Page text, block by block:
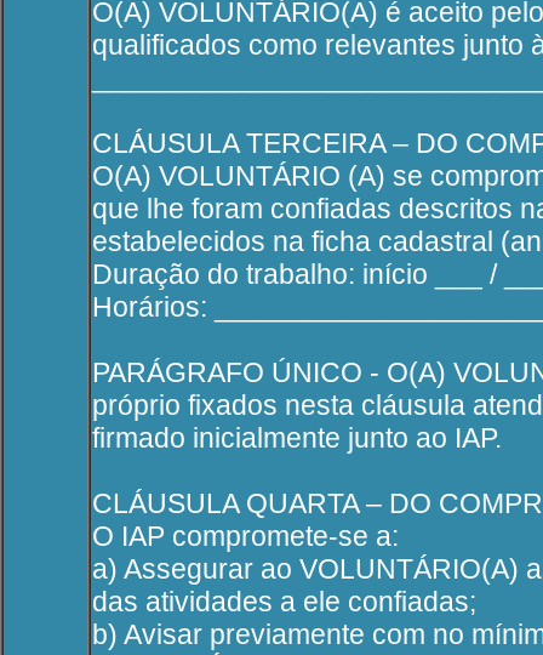
O(A) VOLUNTÁRIO(A) é aceito
qualificados como relevantes junto
CLÁUSULA TERCEIRA – DO
O(A) VOLUNTÁRIO (A) se
que lhe foram confiadas descritos
estabelecidos na ficha cadastral
Duração do trabalho: início ___ /
Horários:
PARÁGRAFO ÚNICO - O(A)
próprio fixados nesta cláusula
firmado inicialmente junto ao IAP.
CLÁUSULA QUARTA – DO
O IAP compromete-se a:
a) Assegurar ao VOLUNTÁRIO(A)
das atividades a ele confiadas;
b) Avisar previamente com no